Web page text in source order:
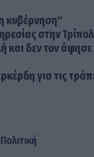
κυβέρνηση"
στην
δεν τον
για τις
Πολιτική